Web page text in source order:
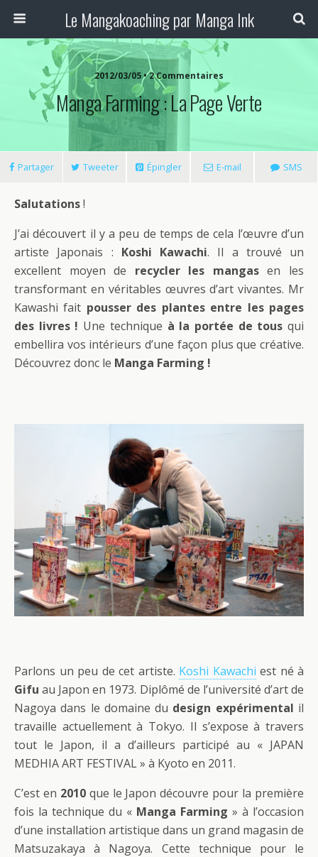
Le Mangakoaching par Manga Ink
2012/03/05 • 2 Commentaires
Manga Farming : La Page Verte
Partager Tweeter Épingler E-mail SMS
Salutations!
J’ai découvert il y a peu de temps de cela l’œuvre d’un
artiste Japonais : Koshi Kawachi. Il a trouvé un
excellent moyen de recycler les mangasen les
transformant en véritables œuvres d’art vivantes. Mr
Kawashi fait pousser des plantes entre les pages
des livres ! Une technique à la portée de tous qui
embellira vos intérieurs d’une façon plus que créative.
Découvrez donc le Manga Farming !
Parlons un peu de cet artiste. Koshi Kawachi est né à
Gifu au Japon en 1973. Diplômé de l’université d’art de
Nagoya dans le domaine du design expérimental il
travaille actuellement à Tokyo. Il s’expose à travers
tout le Japon, il a d’ailleurs participé au « JAPAN
MEDHIA ART FESTIVAL » à Kyoto en 2011.
C’est en 2010que le Japon découvre pour la première
fois la technique du « Manga Farming » à l’occasion
d’une installation artistique dans un grand magasin de
Matsuzakaya à Nagoya. Cette technique pour le